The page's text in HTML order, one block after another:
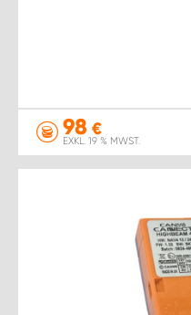
98 €
EXKL. 19 % MWST.